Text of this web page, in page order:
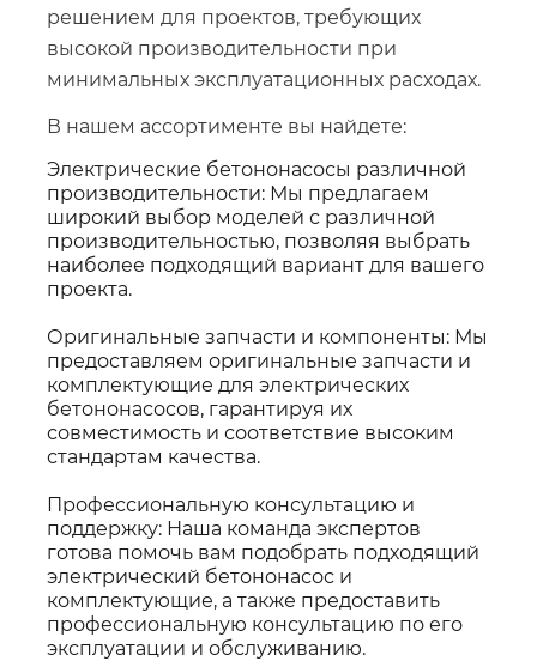
решением для проектов, требующих
высокой производительности при
минимальных эксплуатационных расходах.
В нашем ассортименте вы найдете:
Электрические бетононасосы различной
производительности: Мы предлагаем
широкий выбор моделей с различной
производительностью, позволяя выбрать
наиболее подходящий вариант для вашего
проекта.
Оригинальные запчасти и компоненты: Мы
предоставляем оригинальные запчасти и
комплектующие для электрических
бетононасосов, гарантируя их
совместимость и соответствие высоким
стандартам качества.
Профессиональную консультацию и
поддержку: Наша команда экспертов
готова помочь вам подобрать подходящий
электрический бетононасос и
комплектующие, а также предоставить
профессиональную консультацию по его
эксплуатации и обслуживанию.